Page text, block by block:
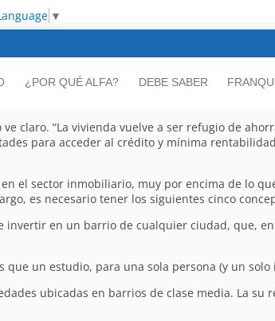
▼
¿POR QUÉ ALFA? DEBE SABER
claro. “La vivienda vuelve a ser refugio de
para acceder al crédito y mínima
el sector inmobiliario, muy por encima de lo
es necesario tener los siguientes cinco
en un barrio de cualquier ciudad, que,
un estudio, para una sola persona (y un solo
ubicadas en barrios de clase media. La su